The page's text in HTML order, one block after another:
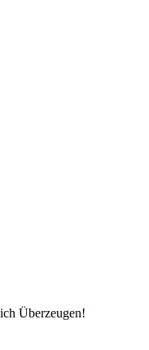
Überzeugen!